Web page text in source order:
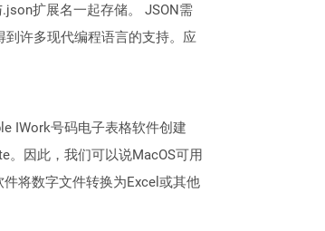
扩展名一起存储。 JSON需
许多现代编程语言的支持。应
IWork号码电子表格软件创建
因此，我们可以说MacOS可用
将数字文件转换为Excel或其他